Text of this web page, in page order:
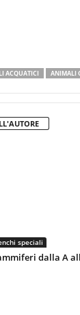
ACQUATICI ANIMALI
speciali
dalla A